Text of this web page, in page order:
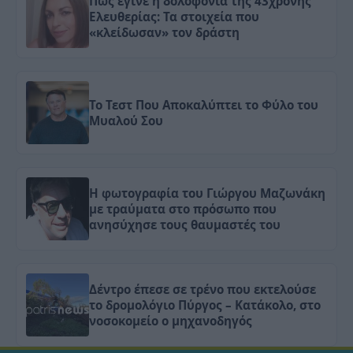
Ελευθερίας: Τα στοιχεία που
«κλείδωσαν» τον δράστη
Το Τεστ Που Αποκαλύπτει το Φύλο του
Μυαλού Σου
Η φωτογραφία του Γιώργου Μαζωνάκη
με τραύματα στο πρόσωπο που
ανησύχησε τους θαυμαστές του
Δέντρο έπεσε σε τρένο που εκτελούσε
το δρομολόγιο Πύργος – Κατάκολο, στο
νοσοκομείο ο μηχανοδηγός